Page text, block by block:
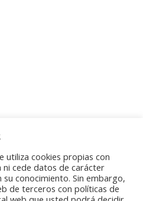
privacidad|Política de
utiliza cookies propias con
ni cede datos de carácter
conocimiento. Sin embargo,
de terceros con políticas de